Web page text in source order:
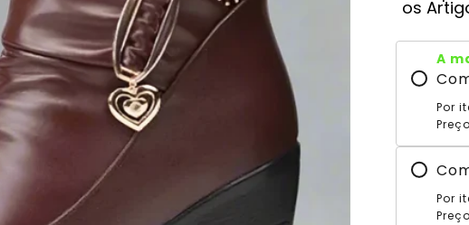
os
A
Por
Por